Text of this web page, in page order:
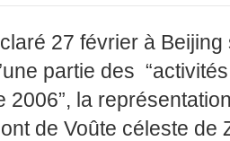
27 février à
partie des
2006”, la
de Voûte céleste de